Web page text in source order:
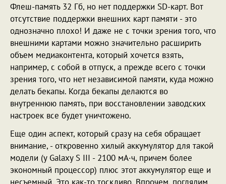
Флеш-память 32 Гб, но нет поддержки SD-карт. Вот
отсутствие поддержки внешних карт памяти - это
однозначно плохо! И даже не с точки зрения того, что
внешними картами можно значительно расширить
объем медиаконтента, который хочется взять,
например, с собой в отпуск, а прежде всего с точки
зрения того, что нет независимой памяти, куда можно
делать бекапы. Когда бекапы делаются во
внутреннюю память, при восстановлении заводских
настроек все будет уничтожено.
Еще один аспект, который сразу на себя обращает
внимание, - откровенно хилый аккумулятор для такой
модели (у Galaxy S III - 2100 мА·ч, причем более
экономный процессор) плюс этот аккумулятор еще и